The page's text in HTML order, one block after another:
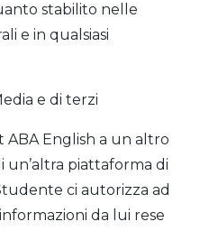
stabilito nelle
e in qualsiasi
e di terzi
English a un altro
un’altra piattaforma di
ci autorizza ad
da lui rese